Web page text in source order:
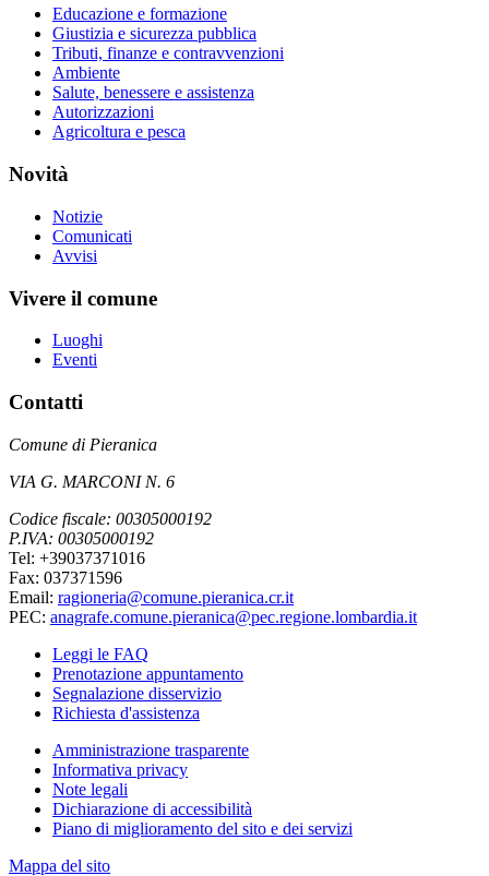
Educazione e formazione
Giustizia e sicurezza pubblica
Tributi, finanze e contravvenzioni
Ambiente
Salute, benessere e assistenza
Autorizzazioni
Agricoltura e pesca
Novità
Notizie
Comunicati
Avvisi
Vivere il comune
Luoghi
Eventi
Contatti
Comune di Pieranica
VIA G. MARCONI N. 6
Codice fiscale: 00305000192
P.IVA: 00305000192
Tel: +39037371016
Fax: 037371596
Email: ragioneria@comune.pieranica.cr.it
PEC: anagrafe.comune.pieranica@pec.regione.lombardia.it
Leggi le FAQ
Prenotazione appuntamento
Segnalazione disservizio
Richiesta d'assistenza
Amministrazione trasparente
Informativa privacy
Note legali
Dichiarazione di accessibilità
Piano di miglioramento del sito e dei servizi
Mappa del sito